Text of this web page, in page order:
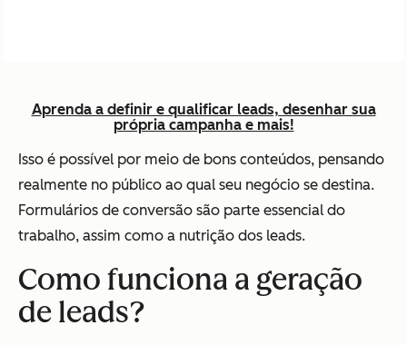
Aprenda a definir e qualificar leads, desenhar sua
própria campanha e mais!
Isso é possível por meio de bons conteúdos, pensando
realmente no público ao qual seu negócio se destina.
Formulários de conversão são parte essencial do
trabalho, assim como a nutrição dos leads.
Como funciona a geração
de leads?